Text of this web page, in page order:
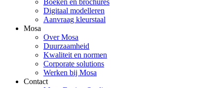
Boeken en brochures
Digitaal modelleren
Aanvraag kleurstaal
Mosa
Over Mosa
Duurzaamheid
Kwaliteit en normen
Corporate solutions
Werken bij Mosa
Contact